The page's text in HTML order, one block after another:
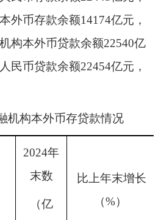
外币存款余额14174亿元，
构本外币贷款余额22540亿
民币贷款余额22454亿元，
机构本外币存贷款情况
2024年
末数
（亿
比上年末增长
（%）